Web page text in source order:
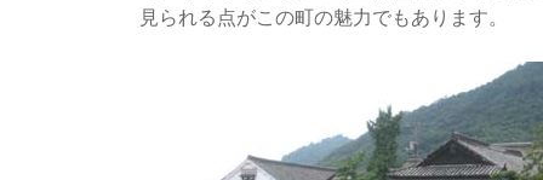
見られる点がこの町の魅力でもあります。